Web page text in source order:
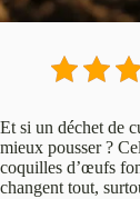
Et si un déchet de
mieux pousser ?
coquilles d’œufs
changent tout,